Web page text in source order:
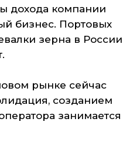
дохода компании
бизнес. Портовых
зерна в России
рынке сейчас
созданием
занимается